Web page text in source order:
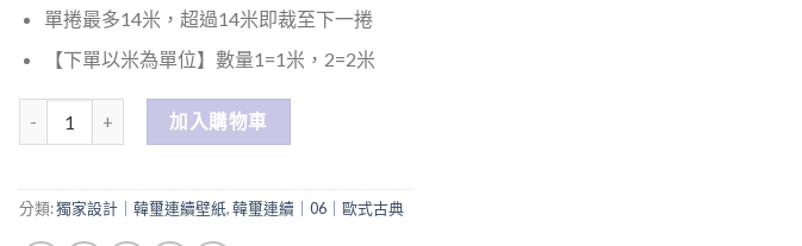
單捲最多14米，超過14米即裁至下一捲
【下單以米為單位】數量1=1米，2=2米
加入購物車
分類:獨家設計｜韓璽連續壁紙,韓璽連續｜06｜歐式古典